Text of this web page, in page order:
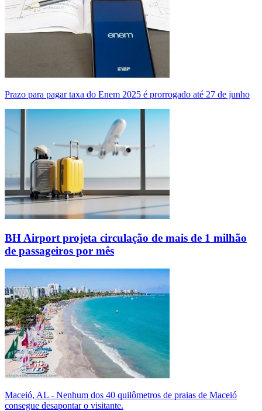
Prazo para pagar taxa do Enem 2025 é prorrogado até 27 de junho
BH Airport projeta circulação de mais de 1 milhão
de passageiros por mês
Maceió, AL - Nenhum dos 40 quilômetros de praias de Maceió
consegue desapontar o visitante.